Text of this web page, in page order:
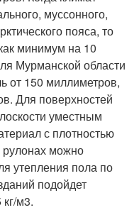
муссонного,
пояса, то
минимум на 10
Мурманской области
от 150 миллиметров,
Для поверхностей
уместным
с плотностью
рулонах можно
утепления пола по
подойдет
м3.